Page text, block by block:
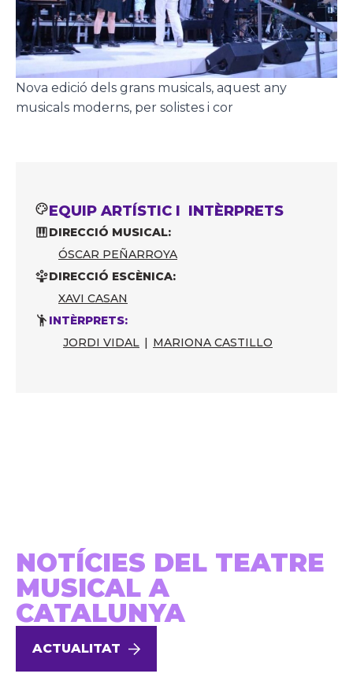
Nova edició dels grans musicals, aquest any
musicals moderns, per solistes i cor
EQUIP ARTÍSTIC I INTÈRPRETS
DIRECCIÓ MUSICAL:
ÓSCAR PEÑARROYA
DIRECCIÓ ESCÈNICA:
XAVI CASAN
INTÈRPRETS:
JORDI VIDAL | MARIONA CASTILLO
NOTÍCIES DEL TEATRE
MUSICAL A
CATALUNYA
ACTUALITAT